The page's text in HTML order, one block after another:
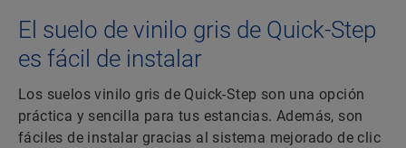
El suelo de vinilo gris de Quick-Step
es fácil de instalar
Los suelos vinilo gris de Quick-Step son una opción
práctica y sencilla para tus estancias. Además, son
fáciles de instalar gracias al sistema mejorado de clic